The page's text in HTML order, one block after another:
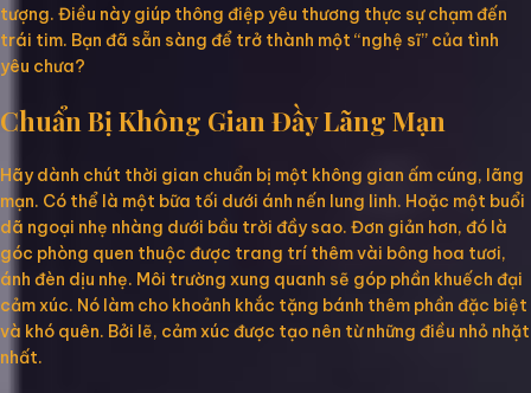
tượng. Điều này giúp thông điệp yêu thương thực sự chạm đến
trái tim. Bạn đã sẵn sàng để trở thành một “nghệ sĩ” của tình
yêu chưa?
Chuẩn Bị Không Gian Đầy Lãng Mạn
Hãy dành chút thời gian chuẩn bị một không gian ấm cúng, lãng
mạn. Có thể là một bữa tối dưới ánh nến lung linh. Hoặc một buổi
dã ngoại nhẹ nhàng dưới bầu trời đầy sao. Đơn giản hơn, đó là
góc phòng quen thuộc được trang trí thêm vài bông hoa tươi,
ánh đèn dịu nhẹ. Môi trường xung quanh sẽ góp phần khuếch đại
cảm xúc. Nó làm cho khoảnh khắc tặng bánh thêm phần đặc biệt
và khó quên. Bởi lẽ, cảm xúc được tạo nên từ những điều nhỏ nhặt
nhất.